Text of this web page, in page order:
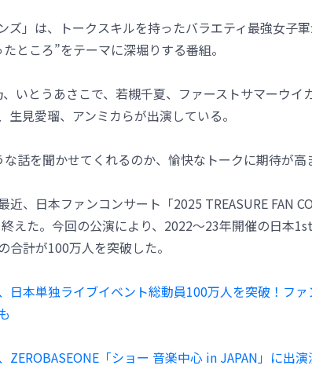
ズ」は、トークスキルを持ったバラエティ最強女子
ところ”をテーマに深堀りする番組。
いとうあさこで、若槻千夏、ファーストサマーウイ
生見愛瑠、アンミカらが出演している。
話を聞かせてくれるのか、愉快なトークに期待が高
近、日本ファンコンサート「2025 TREASURE FAN
えた。今回の公演により、2022～23年開催の日本
合計が100万人を突破した。
、日本単独ライブイベント総動員100万人を突破！フ
ZEROBASEONE「ショー 音楽中心 in JAPAN」に出演